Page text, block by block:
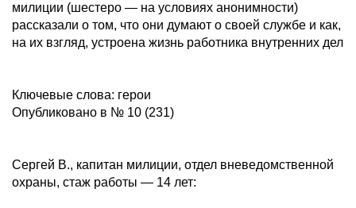
милиции (шестеро — на условиях анонимности)
рассказали о том, что они думают о своей службе и как,
на их взгляд, устроена жизнь работника внутренних дел
Ключевые слова: герои
Опубликовано в № 10 (231)
Сергей В., капитан милиции, отдел вневедомственной
охраны, стаж работы — 14 лет: